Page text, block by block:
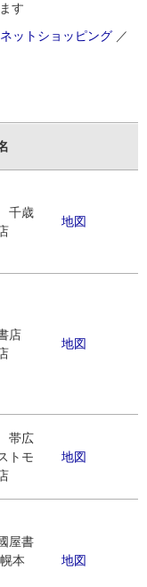
す
ットショッピング ／
千歳
地図
店
地図
帯広
トモ
地図
屋書
本
地図